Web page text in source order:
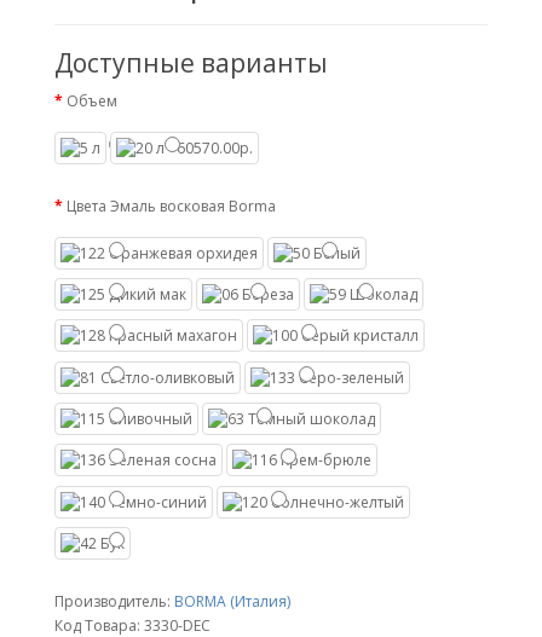
Доступные варианты
Объем
Цвета Эмаль восковая Borma
Производитель: BORMA (Италия)
Код Товара: 3330-DEC